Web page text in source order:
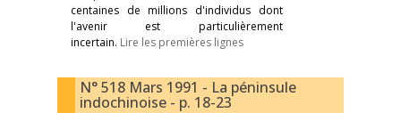
centaines de millions d'individus dont
l'avenir est particulièrement
incertain. Lire les premières lignes
N° 518 Mars 1991 - La péninsule
indochinoise - p. 18-23